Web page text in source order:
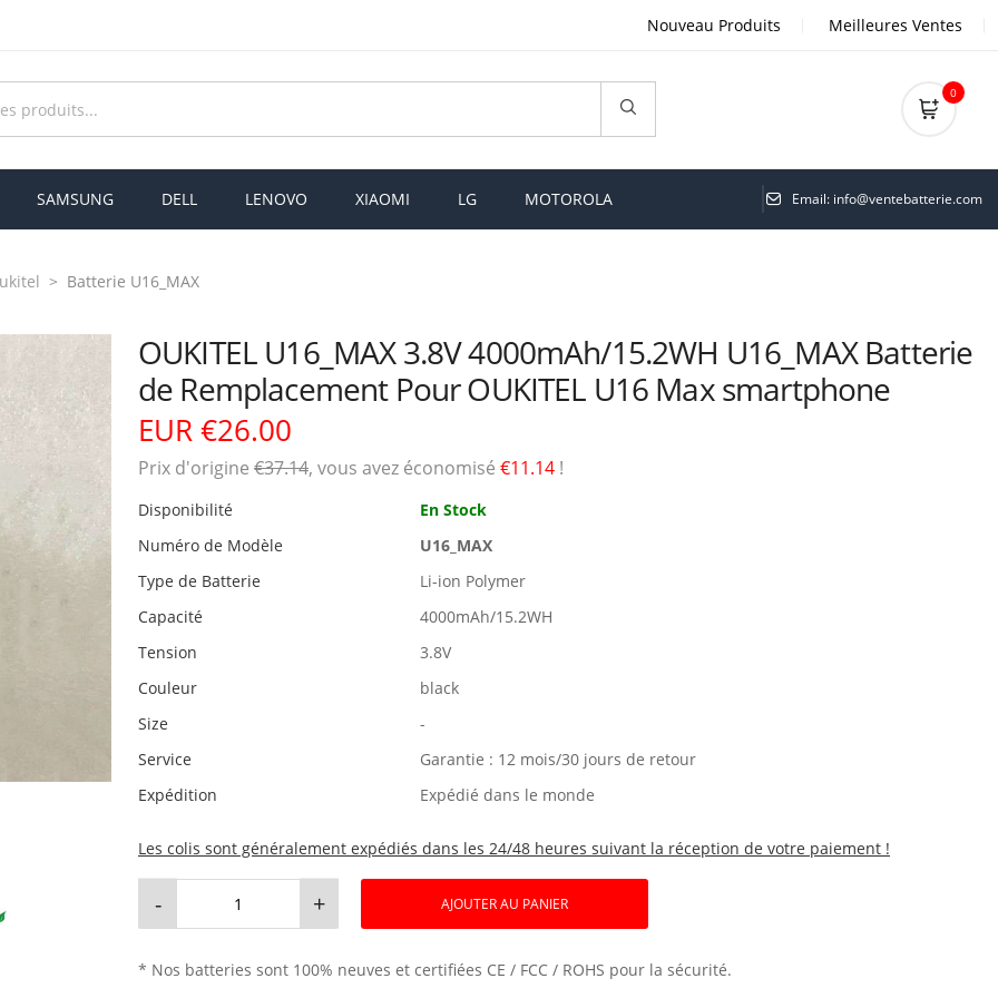
Nouveau Produits Meilleures Ventes
0
SAMSUNG DELL LENOVO XIAOMI LG MOTOROLA Email: info@ventebatterie.com
Batterie U16_MAX
OUKITEL U16_MAX 3.8V 4000mAh/15.2WH U16_MAX Batterie
de Remplacement Pour OUKITEL U16 Max smartphone
EUR €26.00
Prix ​​d'origine €37.14, vous avez économisé €11.14 !
Disponibilité
En Stock
Numéro de Modèle
U16_MAX
Type de Batterie
Li-ion Polymer
Capacité
4000mAh/15.2WH
Tension
3.8V
Couleur
black
Size
-
Service
Garantie : 12 mois/30 jours de retour
Expédition
Expédié dans le monde
Les colis sont généralement expédiés dans les 24/48 heures suivant la réception de votre paiement !
- + AJOUTER AU PANIER
* Nos batteries sont 100% neuves et certifiées CE / FCC / ROHS pour la sécurité.